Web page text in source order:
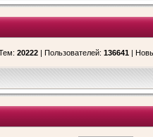
20222 | Пользователей: 136641 |